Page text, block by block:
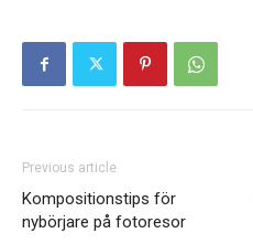
Previous article
Kompositionstips för
nybörjare på fotoresor